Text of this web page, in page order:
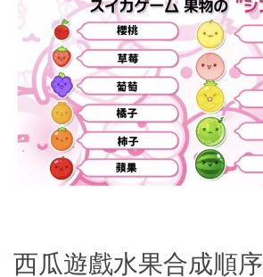
西瓜遊戲水果合成順序